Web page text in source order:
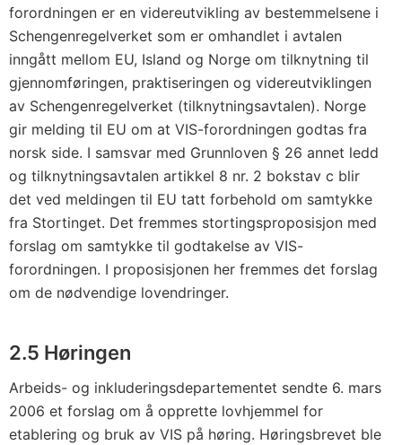
forordningen er en videreutvikling av bestemmelsene i
Schengenregelverket som er omhandlet i avtalen
inngått mellom EU, Island og Norge om tilknytning til
gjennomføringen, praktiseringen og videreutviklingen
av Schengenregelverket (tilknytningsavtalen). Norge
gir melding til EU om at VIS-forordningen godtas fra
norsk side. I samsvar med Grunnloven § 26 annet ledd
og tilknytningsavtalen artikkel 8 nr. 2 bokstav c blir
det ved meldingen til EU tatt forbehold om samtykke
fra Stortinget. Det fremmes stortingsproposisjon med
forslag om samtykke til godtakelse av VIS-
forordningen. I proposisjonen her fremmes det forslag
om de nødvendige lovendringer.
2.5 Høringen
Arbeids- og inkluderingsdepartementet sendte 6. mars
2006 et forslag om å opprette lovhjemmel for
etablering og bruk av VIS på høring. Høringsbrevet ble